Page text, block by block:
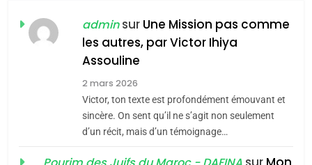
POURQUOI JE REVENDIQUE
MA JUDAÏTE par Thérèse
Zrihen-Dvir
ISRAÉL JUDAISME
CE QUI NOUS MANQUE –
Jacques Hadida
JUDAISME
adminsur Une Mission pas comme
les autres, par Victor Ihiya
Assouline
2 mars 2026
Victor, ton texte est profondément émouvant et
sincère. On sent qu’il ne s’agit non seulement
d’un récit, mais d’un témoignage…